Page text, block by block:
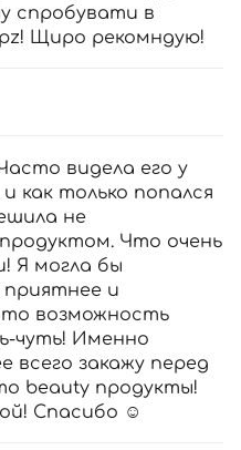
спробувати в
Щиро рекомндую!
видела его у
как только попался
не
Что очень
Я могла бы
приятнее и
возможность
чуть! Именно
всего закажу перед
beauty продукты!
Спасибо ☺️